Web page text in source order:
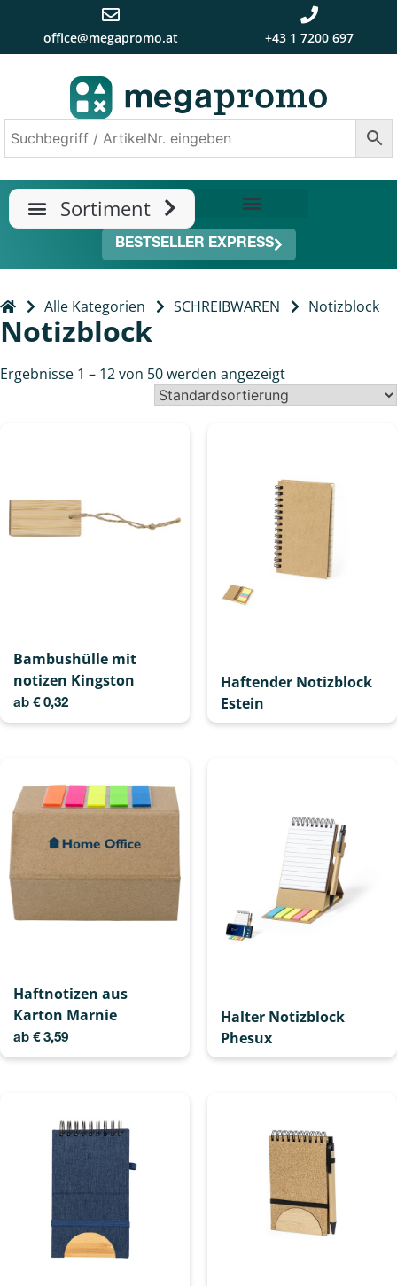
office@megapromo.at +43 1 7200 697
BESTSELLER EXPRESS
Alle Kategorien SCHREIBWAREN Notizblock
Notizblock
Ergebnisse 1 – 12 von 50 werden angezeigt
Bambushülle mit
notizen Kingston
ab €0,32
Haftender Notizblock
Estein
Haftnotizen aus
Karton Marnie
ab €3,59
Halter Notizblock
Phesux